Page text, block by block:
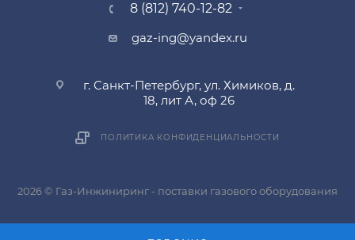
8 (812) 740-12-82
gaz-ing@yandex.ru
г. Санкт-Петербург, ул. Химиков, д.
18, лит А, оф 26
ПОЛИТИКА КОНФИДЕНЦИАЛЬНОСТИ
2026 © Газ-Инжиниринг - поставки газового оборудования